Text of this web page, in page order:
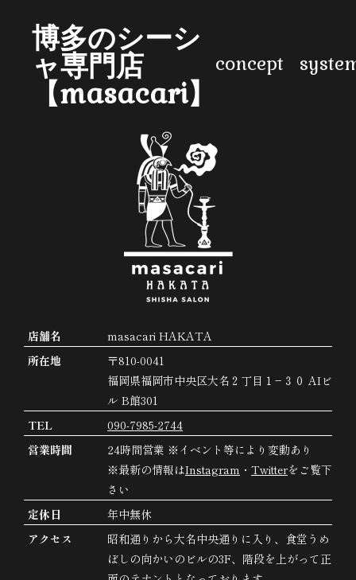
博多のシーシ
ャ専門店
【masacari】
concept
店舗名
masacari HAKATA
所在地
〒810-0041
福岡県福岡市中央区大名２丁目１−３０ AIビ
ル B館301
TEL
090-7985-2744
営業時間
24時間営業 ※イベント等により変動あり
※最新の情報はInstagram ・ Twitterをご覧下
さい
定休日
年中無休
アクセス
昭和通りから大名中央通りに入り、食堂うめ
ぼしの向かいのビルの3F、階段を上がって正